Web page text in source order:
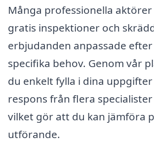
Många professionella
gratis inspektioner och
erbjudanden anpassade
specifika behov. Genom vår
du enkelt fylla i dina uppgifter
respons från flera
vilket gör att du kan jämföra
utförande.